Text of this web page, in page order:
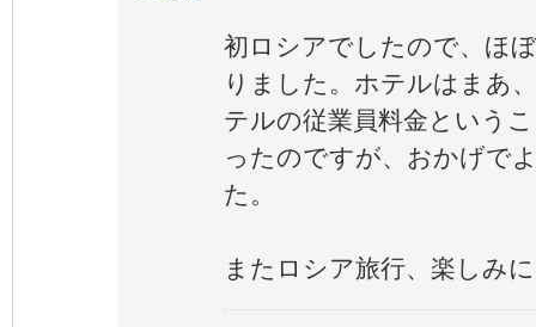
初ロシアでしたので、ほ
りました。ホテルはまあ
テルの従業員料金という
ったのですが、おかげで
た。
またロシア旅行、楽しみ